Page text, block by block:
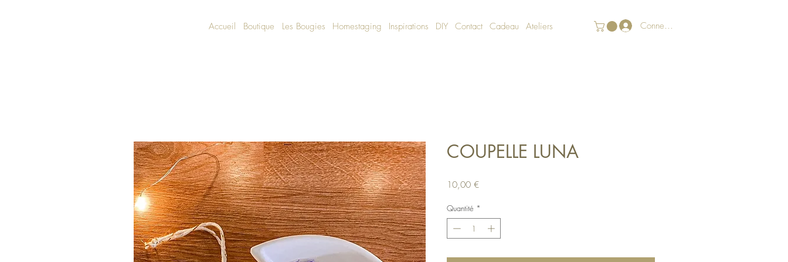
Accueil Boutique Les Bougies Homestaging Inspirations DIY Contact Cadeau Ateliers Connexion
COUPELLE LUNA
10,00 €Prix
Quantité *